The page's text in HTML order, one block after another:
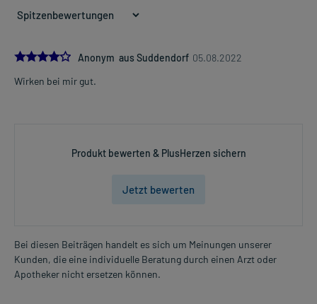
4.0Anonym aus Suddendorf 05.08.2022
Wirken bei mir gut.
Produkt bewerten & PlusHerzen sichern
Jetzt bewerten
Bei diesen Beiträgen handelt es sich um Meinungen unserer
Kunden, die eine individuelle Beratung durch einen Arzt oder
Apotheker nicht ersetzen können.